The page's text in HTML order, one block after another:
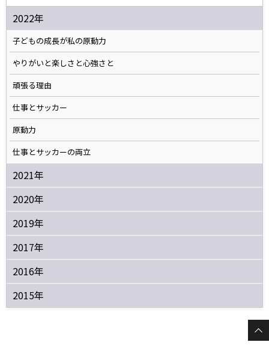
2022年
子どもの成長が私の原動力
やりがいと楽しさと心強さと
頑張る理由
仕事とサッカー
原動力
仕事とサッカーの両立
2021年
2020年
2019年
2017年
2016年
2015年